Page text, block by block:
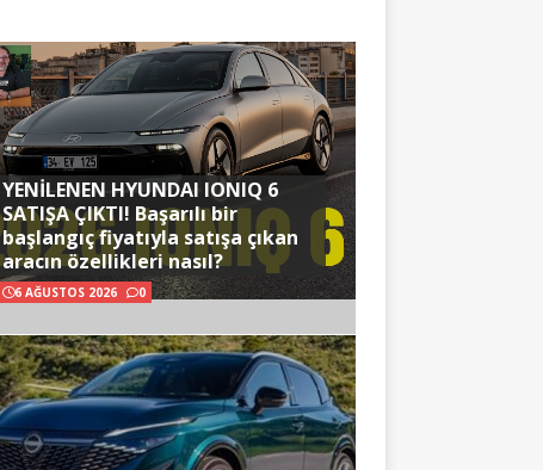
YENİLENEN HYUNDAI IONIQ 6
SATIŞA ÇIKTI! Başarılı bir
başlangıç fiyatıyla satışa çıkan
aracın özellikleri nasıl?
6 AĞUSTOS 2026 0